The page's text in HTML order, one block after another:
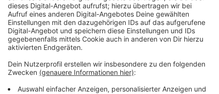
Anzeige